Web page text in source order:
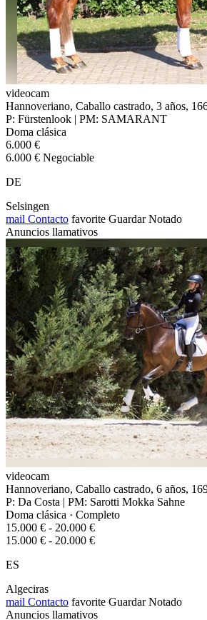
videocam
Hannoveriano, Caballo castrado, 3 años,
P: Fürstenlook | PM: SAMARANT
Doma clásica
6.000 €
6.000 € Negociable
DE
Selsingen
mail Contacto favorite Guardar Notado
Anuncios llamativos
videocam
Hannoveriano, Caballo castrado, 6 años,
P: Da Costa | PM: Sarotti Mokka Sahne
Doma clásica · Completo
15.000 € - 20.000 €
15.000 € - 20.000 €
ES
Algeciras
mail Contacto favorite Guardar Notado
Anuncios llamativos